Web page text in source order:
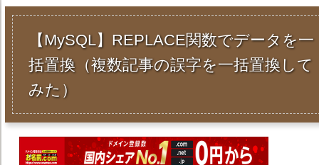
【MySQL】REPLACE関数でデータを一
括置換（複数記事の誤字を一括置換して
みた）